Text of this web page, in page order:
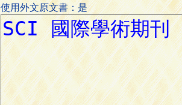
使用外文原文書：是